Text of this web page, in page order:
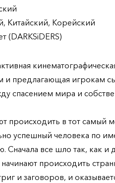
Китайский, Корейский
(DARKSiDERS)
и предлагающая игрокам
спасением мира и
происходить в тот самый
успешный человека по
Сначала все шло так, как и
происходить
и заговоров, и